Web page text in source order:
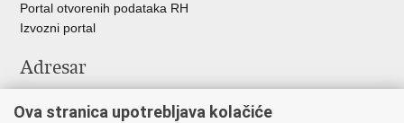
Portal otvorenih podataka RH
Izvozni portal
Adresar
Adresar tijela javne vlasti
Ova stranica upotrebljava kolačiće